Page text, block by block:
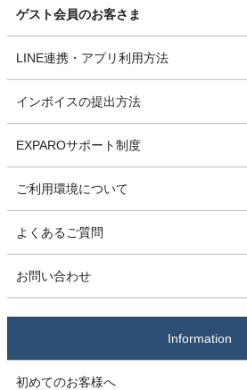
ゲスト会員のお客さま
LINE連携・アプリ利用方法
インボイスの提出方法
EXPAROサポート制度
ご利用環境について
よくあるご質問
お問い合わせ
Information
初めてのお客様へ